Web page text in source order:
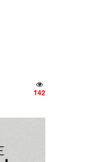
142